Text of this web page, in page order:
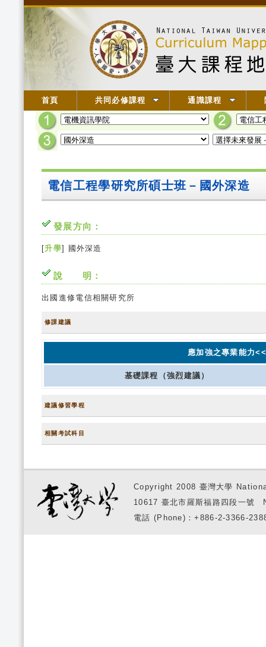
首頁 共同必修課程 通識課程
電信工程學研究所碩士班－國外深造
發展方向：
[升學] 國外深造
說 明：
出國進修電信相關研究所
修課建議
應加強之專業能力
基礎課程（強烈建議）
建議修習學程
相關考試科目
Copyright 2008 臺灣大學
10617 臺北市羅斯福路四段一
電話 (Phone)：+886-2-3366-